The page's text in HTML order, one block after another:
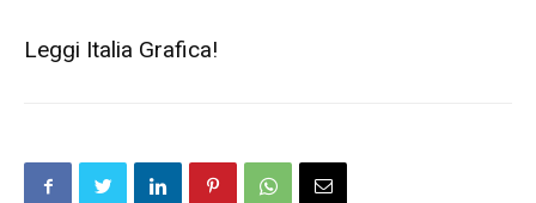
Leggi Italia Grafica!